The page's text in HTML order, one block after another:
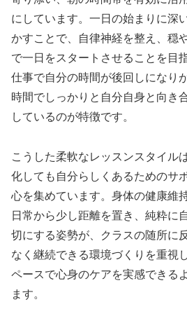
にしています。一日の始まりに深
かすことで、自律神経を整え、穏
で一日をスタートさせることを目
仕事で自分の時間が後回しになり
時間でしっかりと自分自身と向き
しているのが特徴です。
こうした柔軟なレッスンスタイル
化しても自分らしくあるためのサ
心を集めています。身体の健康維
日常から少し距離を置き、純粋に
切にする姿勢が、クラスの随所に
なく継続できる環境づくりを重視
ペースで心身のケアを実感できる
ます。